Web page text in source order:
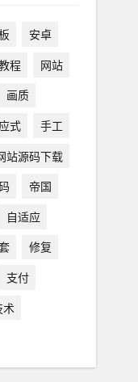
安卓
程
网站
画质
式
手工
站源码下载
帝国
自适应
修复
支付
术